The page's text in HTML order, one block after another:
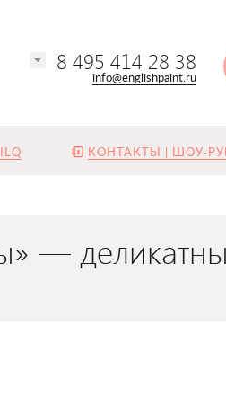
8 495 414 28 38
info@englishpaint.ru
КОНТАКТЫ | ШОУ-
—